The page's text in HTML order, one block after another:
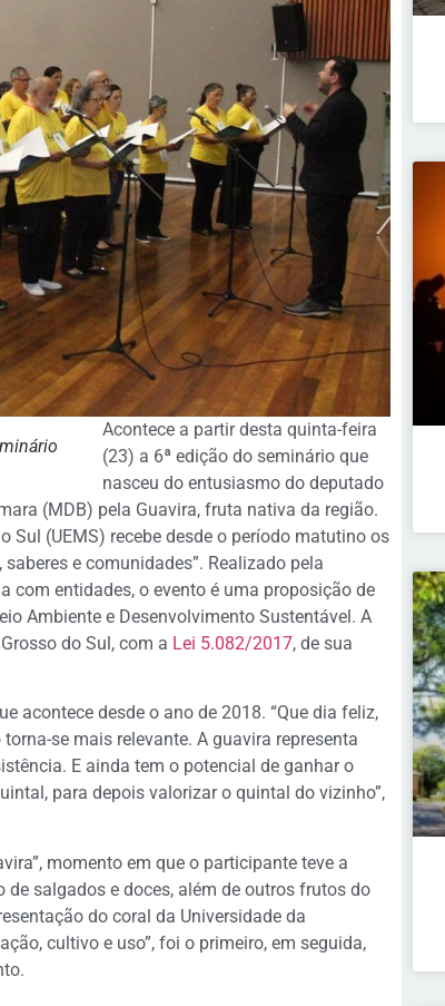
Acontece a partir desta quinta-feira
(23) a 6ª edição do seminário que
nasceu do entusiasmo do deputado
(MDB) pela Guavira, fruta nativa da região.
Sul (UEMS) recebe desde o período matutino os
e comunidades”. Realizado pela
com entidades, o evento é uma proposição de
Ambiente e Desenvolvimento Sustentável. A
do Sul, com a Lei 5.082/2017, de sua
acontece desde o ano de 2018. “Que dia feliz,
se mais relevante. A guavira representa
E ainda tem o potencial de ganhar o
para depois valorizar o quintal do vizinho”,
momento em que o participante teve a
salgados e doces, além de outros frutos do
do coral da Universidade da
cultivo e uso”, foi o primeiro, em seguida,